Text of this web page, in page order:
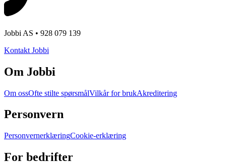
Jobbi AS • 928 079 139
Kontakt Jobbi
Om Jobbi
Om ossOfte stilte spørsmålVilkår for brukAkreditering
Personvern
PersonvernerklæringCookie-erklæring
For bedrifter